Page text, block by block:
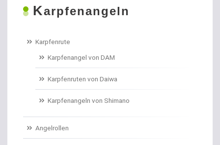
Boilies
Brandungs- / Weitwurfrollen
Brandungsbleie
Karpfenangeln
Karpfenrute
Karpfenangel von DAM
Karpfenruten von Daiwa
Karpfenangeln von Shimano
Angelrollen